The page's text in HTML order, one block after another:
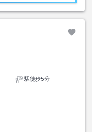
駅徒歩5分